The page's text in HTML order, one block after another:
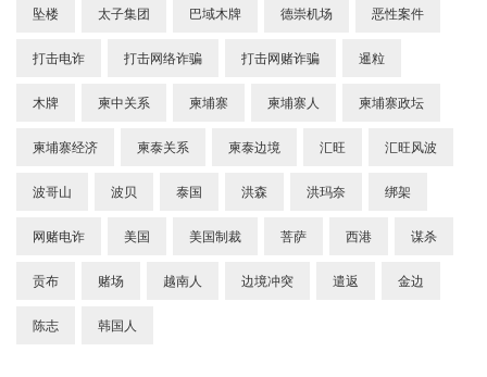
坠楼 太子集团 巴域木牌 德崇机场 恶性案件
打击电诈 打击网络诈骗 打击网赌诈骗 暹粒
木牌 柬中关系 柬埔寨 柬埔寨人 柬埔寨政坛
柬埔寨经济 柬泰关系 柬泰边境 汇旺 汇旺风波
波哥山 波贝 泰国 洪森 洪玛奈 绑架
网赌电诈 美国 美国制裁 菩萨 西港 谋杀
贡布 赌场 越南人 边境冲突 遣返 金边
陈志 韩国人